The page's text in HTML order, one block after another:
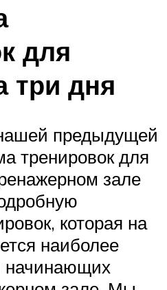
для
три дня
предыдущей
тренировок для
зале
которая на
наиболее
начинающих